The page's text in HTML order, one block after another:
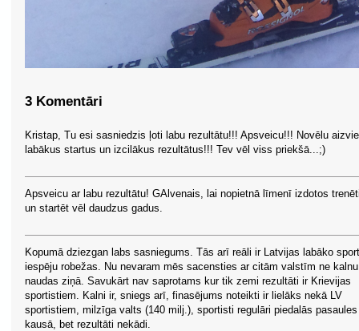
3 Komentāri
Kristap, Tu esi sasniedzis ļoti labu rezultātu!!! Apsveicu!!! Novēlu
labākus startus un izcilākus rezultātus!!! Tev vēl viss priekšā...;)
Apsveicu ar labu rezultātu! GAlvenais, lai nopietnā līmenī izdotos
un startēt vēl daudzus gadus.
Kopumā dziezgan labs sasniegums. Tās arī reāli ir Latvijas labāko
iespēju robežas. Nu nevaram mēs sacensties ar citām valstīm ne
naudas ziņā. Savukārt nav saprotams kur tik zemi rezultāti ir Krievijas
sportistiem. Kalni ir, sniegs arī, finasējums noteikti ir lielāks nekā LV
sportistiem, milzīga valts (140 milj.), sportisti regulāri piedalās pasaules
kausā, bet rezultāti nekādi.